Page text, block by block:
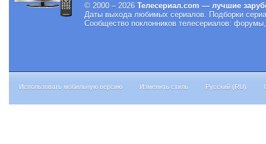
© 2000 – 2026 Телесериал.com — лучшие
Даты выхода любимых сериалов.
Подборки
Сообщество поклонников телесериалов:
Использовать мобильную версию Изменить стиль Русский (RU)